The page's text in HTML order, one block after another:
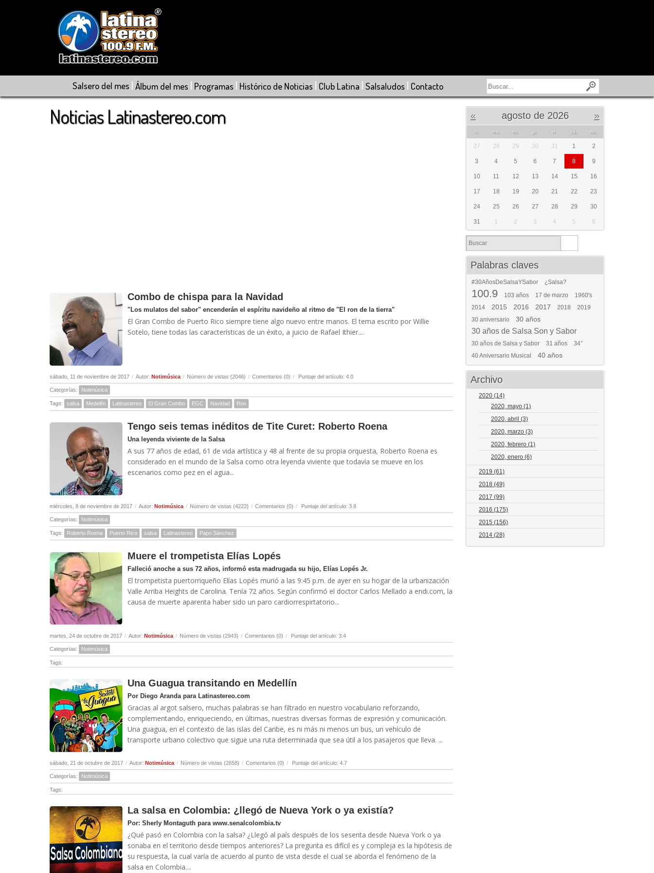
Salsero del mes | Álbum del mes | Programas | Histórico de Noticias | Club Latina | Salsaludos | Contacto
Noticias Latinastereo.com
Combo de chispa para la Navidad
"Los mulatos del sabor" encenderán el espíritu navideño al ritmo de "El ron de la tierra"
El Gran Combo de Puerto Rico siempre tiene algo nuevo entre manos. El tema escrito por Willie
Sotelo, tiene todas las características de un éxito, a juicio de Rafael Ithier....
sábado, 11 de noviembre de 2017 / Autor: Notimúsica / Número de vistas (2046) / Comentarios (0) / Puntaje del artículo: 4.0
Categorías: Notimúsica
Tags: salsa Medellín Latinastereo El Gran Combo EGC Navidad Ron
Tengo seis temas inéditos de Tite Curet: Roberto Roena
Una leyenda viviente de la Salsa
A sus 77 años de edad, 61 de vida artística y 48 al frente de su propia orquesta, Roberto Roena es
considerado en el mundo de la Salsa como otra leyenda viviente que todavía se mueve en los
escenarios como pez en el agua...
miércoles, 8 de noviembre de 2017 / Autor: Notimúsica / Número de vistas (4222) / Comentarios (0) / Puntaje del artículo: 3.8
Categorías: Notimúsica
Tags: Roberto Roena Puerto Rico salsa Latinastereo Papo Sánchez
Muere el trompetista Elías Lopés
Falleció anoche a sus 72 años, informó esta madrugada su hijo, Elías Lopés Jr.
El trompetista puertorriqueño Elías Lopés murió a las 9:45 p.m. de ayer en su hogar de la urbanización
Valle Arriba Heights de Carolina. Tenía 72 años. Según confirmó el doctor Carlos Mellado a endi.com, la
causa de muerte aparenta haber sido un paro cardiorrespirtatorio...
martes, 24 de octubre de 2017 / Autor: Notimúsica / Número de vistas (2943) / Comentarios (0) / Puntaje del artículo: 3.4
Categorías: Notimúsica
Tags:
Una Guagua transitando en Medellín
Por Diego Aranda para Latinastereo.com
Gracias al argot salsero, muchas palabras se han filtrado en nuestro vocabulario reforzando,
complementando, enriqueciendo, en últimas, nuestras diversas formas de expresión y comunicación.
Una guagua, en el contexto de las islas del Caribe, es ni más ni menos un bus, un vehículo de
transporte urbano colectivo que sigue una ruta determinada que sea útil a los pasajeros que lleva. ...
sábado, 21 de octubre de 2017 / Autor: Notimúsica / Número de vistas (2658) / Comentarios (0) / Puntaje del artículo: 4.7
Categorías: Notimúsica
Tags:
La salsa en Colombia: ¿llegó de Nueva York o ya existía?
Por: Sherly Montaguth para www.senalcolombia.tv
¿Qué pasó en Colombia con la salsa? ¿Llegó al país después de los sesenta desde Nueva York o ya
sonaba en el territorio desde tiempos anteriores? La pregunta es difícil es y compleja es la hipótesis de
su respuesta, la cual varía de acuerdo al punto de vista desde el cual se aborda el fenómeno de la
salsa en Colombia....
« agosto de 2026 »
lu. ma. mi. ju. vi. sá. do.
27 28 29 30 31 1 2
3 4 5 6 7 8 9
10 11 12 13 14 15 16
17 18 19 20 21 22 23
24 25 26 27 28 29 30
31 1 2 3 4 5 6
Palabras claves
#30AñosDeSalsaYSabor ¿Salsa?
100.9 103 años 17 de marzo
1960's
2014
2015 2016 2017 2018
2019
30 aniversario
30 años
30 años de Salsa Son y Sabor
30 años de Salsa y Sabor 31 años
34°
40 Aniversario Musical
40 años
Archivo
2020 (14)
2020, mayo (1)
2020, abril (3)
2020, marzo (3)
2020, febrero (1)
2020, enero (6)
2019 (61)
2018 (49)
2017 (99)
2016 (175)
2015 (156)
2014 (28)